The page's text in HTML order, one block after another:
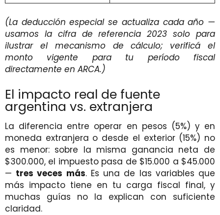
(La deducción especial se actualiza cada año —
usamos la cifra de referencia 2023 solo para
ilustrar el mecanismo de cálculo; verificá el
monto vigente para tu período fiscal
directamente en ARCA.)
El impacto real de fuente
argentina vs. extranjera
La diferencia entre operar en pesos (5%) y en
moneda extranjera o desde el exterior (15%) no
es menor: sobre la misma ganancia neta de
$300.000, el impuesto pasa de $15.000 a $45.000
— tres veces más. Es una de las variables que
más impacto tiene en tu carga fiscal final, y
muchas guías no la explican con suficiente
claridad.